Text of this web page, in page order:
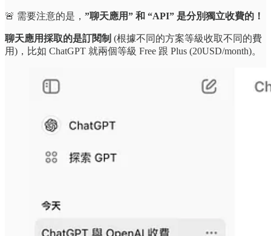
🚨 需要注意的是， ”聊天應用” 和 “API” 是分別獨立收費的！
聊天應用採取的是訂閱制 (根據不同的方案等級收取不同的費
用)，比如 ChatGPT 就兩個等級 Free 跟 Plus (20USD/month)。